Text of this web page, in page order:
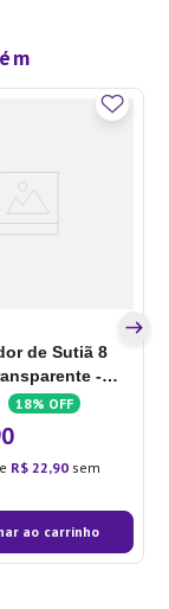
de Sutiã 8
-
18% OFF
R$ 22,90 sem
ao carrinho